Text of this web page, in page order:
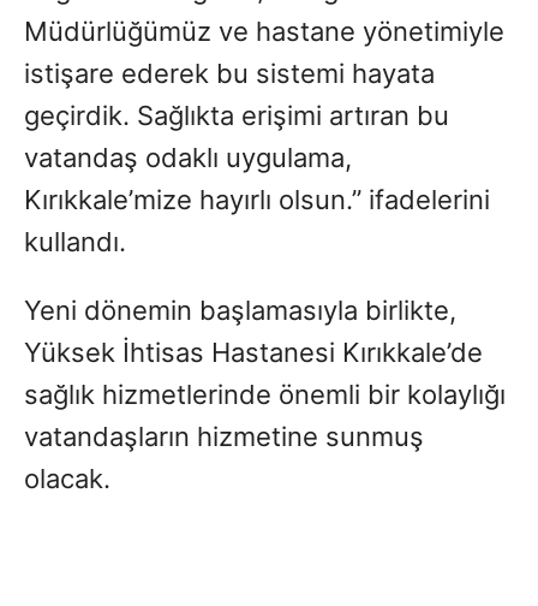
Müdürlüğümüz ve hastane yönetimiyle
istişare ederek bu sistemi hayata
geçirdik. Sağlıkta erişimi artıran bu
vatandaş odaklı uygulama,
Kırıkkale’mize hayırlı olsun.” ifadelerini
kullandı.
Yeni dönemin başlamasıyla birlikte,
Yüksek İhtisas Hastanesi Kırıkkale’de
sağlık hizmetlerinde önemli bir kolaylığı
vatandaşların hizmetine sunmuş
olacak.